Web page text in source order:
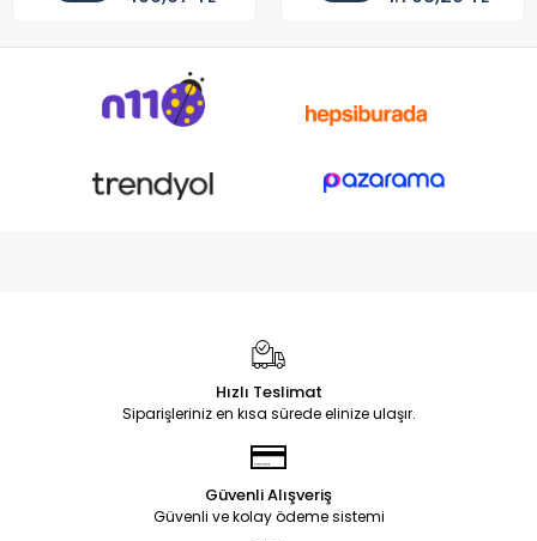
Hızlı Teslimat
Siparişleriniz en kısa sürede elinize ulaşır.
Güvenli Alışveriş
Güvenli ve kolay ödeme sistemi